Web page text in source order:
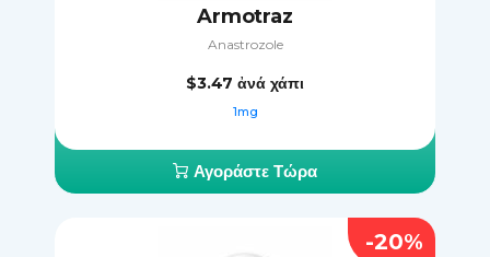
Armotraz
Anastrozole
$3.47 ἀνά χάπι
1mg
Αγοράστε Τώρα
-20%